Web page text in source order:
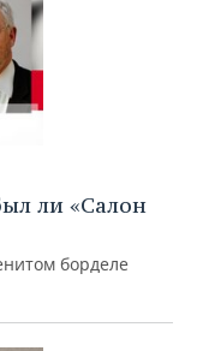
ли «Салон
борделе